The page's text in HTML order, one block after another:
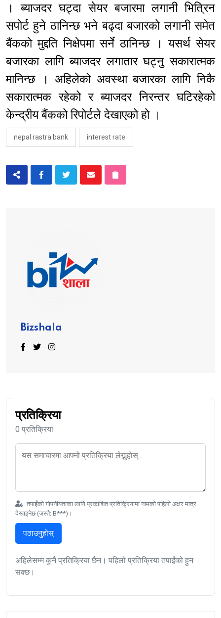
। ब्याजदर घट्दा सेयर बजारमा लगानी भित्रिन
सपोर्ट हुने ठानिन्छ भने बढ्दा बजारको लगानी समेत
बैंकको मुद्दति निक्षेपमा सर्ने ठानिन्छ । यसर्थ सेयर
बजारका लागि ब्याजदर लगातार घट्नु सकारात्मक
मानिन्छ । अहिलेको अवस्था बजारका लागि निकै
सकारात्मक रहेको र ब्याजदर निरन्तर घटिरहेको
केन्द्रीय बैंकको रिपोर्टले देखाएको हो ।
nepal rastra bank interest rate
Bizshala
प्रतिक्रिया
0 प्रतिक्रिया
तपाईंको गोपनीयताका लागि प्रकाशित प्रतिक्रियामा नामको पहिलो अक्षर मात्र
देखाइनेछ (जस्तै: B***)।
पठाउनुहोस्
अहिलेसम्म कुनै प्रतिक्रिया छैन। पहिलो प्रतिक्रिया तपाईंको हुन
सक्छ।